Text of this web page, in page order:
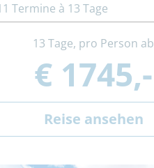
Termine à 13 Tage
13 Tage, pro Person ab
€ 1745,-
Reise ansehen